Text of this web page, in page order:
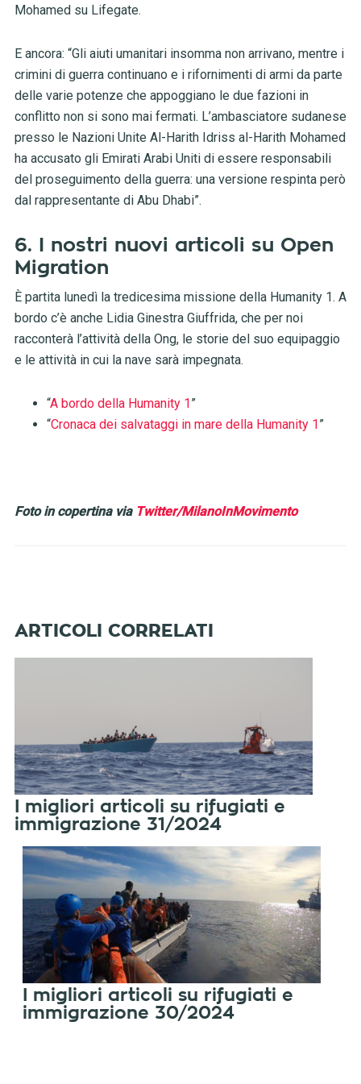
Mohamed su Lifegate.
E ancora: “Gli aiuti umanitari insomma non arrivano, mentre i
crimini di guerra continuano e i rifornimenti di armi da parte
delle varie potenze che appoggiano le due fazioni in
conflitto non si sono mai fermati. L’ambasciatore sudanese
presso le Nazioni Unite Al-Harith Idriss al-Harith Mohamed
ha accusato gli Emirati Arabi Uniti di essere responsabili
del proseguimento della guerra: una versione respinta però
dal rappresentante di Abu Dhabi”.
6. I nostri nuovi articoli su Open
Migration
È partita lunedì la tredicesima missione della Humanity 1. A
bordo c’è anche Lidia Ginestra Giuffrida, che per noi
racconterà l’attività della Ong, le storie del suo equipaggio
e le attività in cui la nave sarà impegnata.
“A bordo della Humanity 1”
“Cronaca dei salvataggi in mare della Humanity 1”
Foto in copertina via Twitter/MilanoInMovimento
I migliori articoli su rifugiati e
immigrazione 31/2024
I migliori articoli su rifugiati e
immigrazione 30/2024